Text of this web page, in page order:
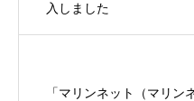
入しました
「マリンネット（マリ